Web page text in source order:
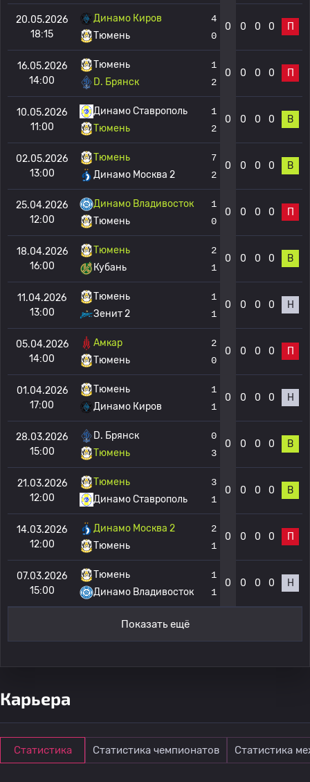
20.05.2026
18:15
Динамо Киров
Тюмень
4
0
0 0 0 0 П
16.05.2026
14:00
Тюмень
D. Брянск
1
2
0 0 0 0 П
10.05.2026
11:00
Динамо Ставрополь
Тюмень
1
2
0 0 0 0 В
02.05.2026
13:00
Тюмень
Динамо Москва 2
7
2
0 0 0 0 В
25.04.2026
12:00
Динамо Владивосток
Тюмень
1
0
0 0 0 0 П
18.04.2026
16:00
Тюмень
Кубань
2
1
0 0 0 0 В
11.04.2026
13:00
Тюмень
Зенит 2
1
1
0 0 0 0 Н
05.04.2026
14:00
Амкар
Тюмень
2
0
0 0 0 0 П
01.04.2026
17:00
Тюмень
Динамо Киров
1
1
0 0 0 0 Н
28.03.2026
15:00
D. Брянск
Тюмень
0
3
0 0 0 0 В
21.03.2026
12:00
Тюмень
Динамо Ставрополь
3
1
0 0 0 0 В
14.03.2026
12:00
Динамо Москва 2
Тюмень
2
1
0 0 0 0 П
07.03.2026
15:00
Тюмень
Динамо Владивосток
1
1
0 0 0 0 Н
Показать ещё
Карьера
Статистика Статистика чемпионатов Статистика